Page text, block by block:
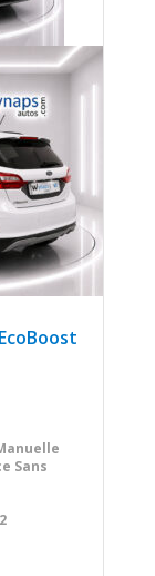
Sans